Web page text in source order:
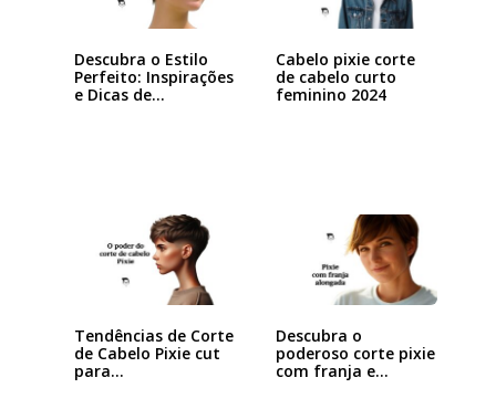
Descubra o Estilo
Perfeito: Inspirações
e Dicas de…
Cabelo pixie corte
de cabelo curto
feminino 2024
Tendências de Corte
de Cabelo Pixie cut
para…
Descubra o
poderoso corte pixie
com franja e